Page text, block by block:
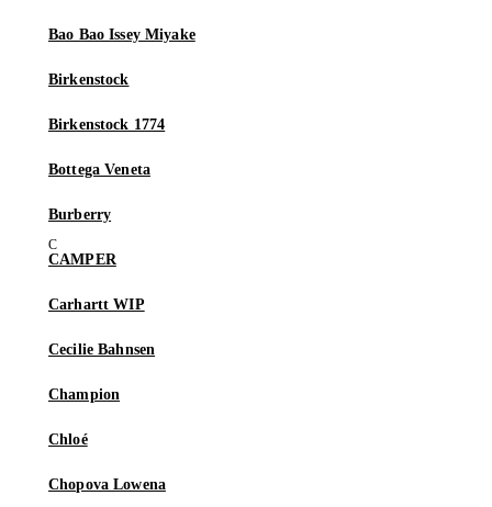
Bao Bao Issey Miyake
Birkenstock
Birkenstock 1774
Bottega Veneta
Burberry
CAMPER
Carhartt WIP
Cecilie Bahnsen
Champion
Chloé
Chopova Lowena